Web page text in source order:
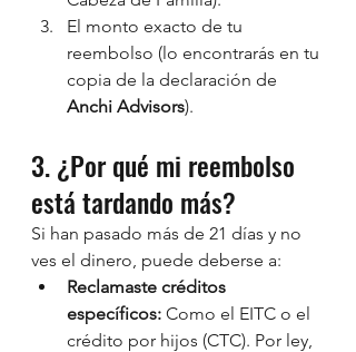
El monto exacto de tu
reembolso (lo encontrarás en tu
copia de la declaración de
Anchi Advisors).
3. ¿Por qué mi reembolso
está tardando más?
Si han pasado más de 21 días y no
ves el dinero, puede deberse a:
Reclamaste créditos
específicos: Como el EITC o el
crédito por hijos (CTC). Por ley,